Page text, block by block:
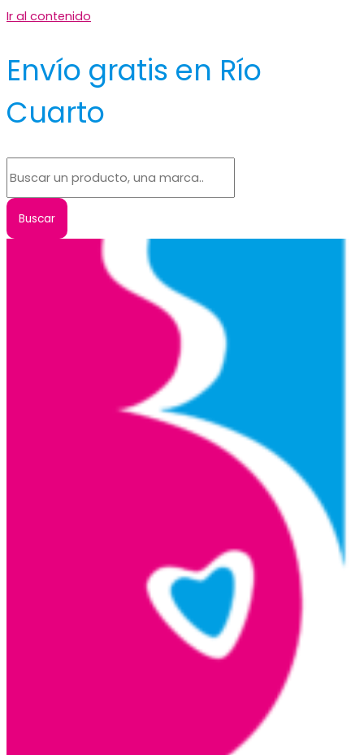
Ir al contenido
Envío gratis en Río
Cuarto